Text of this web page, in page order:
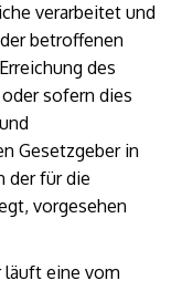
verarbeitet und
betroffenen
des
sofern dies
Gesetzgeber in
der für die
vorgesehen
läuft eine vom